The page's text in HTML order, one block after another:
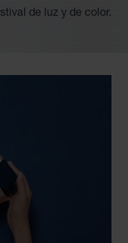
de luz y de color.